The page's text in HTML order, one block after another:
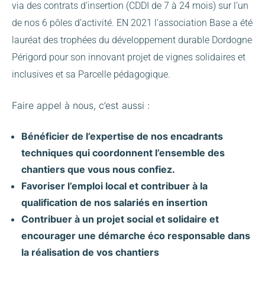
via des contrats d’insertion (CDDI de 7 à 24 mois) sur l’un
de nos 6 pôles d’activité. EN 2021 l’association Base a été
lauréat des trophées du développement durable Dordogne
Périgord pour son innovant projet de vignes solidaires et
inclusives et sa Parcelle pédagogique.
Faire appel à nous, c’est aussi :
Bénéficier de l’expertise de nos encadrants
techniques qui coordonnent l’ensemble des
chantiers que vous nous confiez.
Favoriser l’emploi local et contribuer à la
qualification de nos salariés en insertion
Contribuer à un projet social et solidaire et
encourager une démarche éco responsable dans
la réalisation de vos chantiers